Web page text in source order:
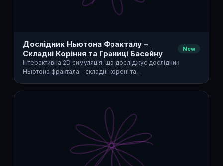
Дослідник Ньютона Фракталу –
Складні Коріння та Границі Басейну
New
Інтерактивна 2D симуляція, що досліджує дослідник
Ньютона фрактала – складні корені та…